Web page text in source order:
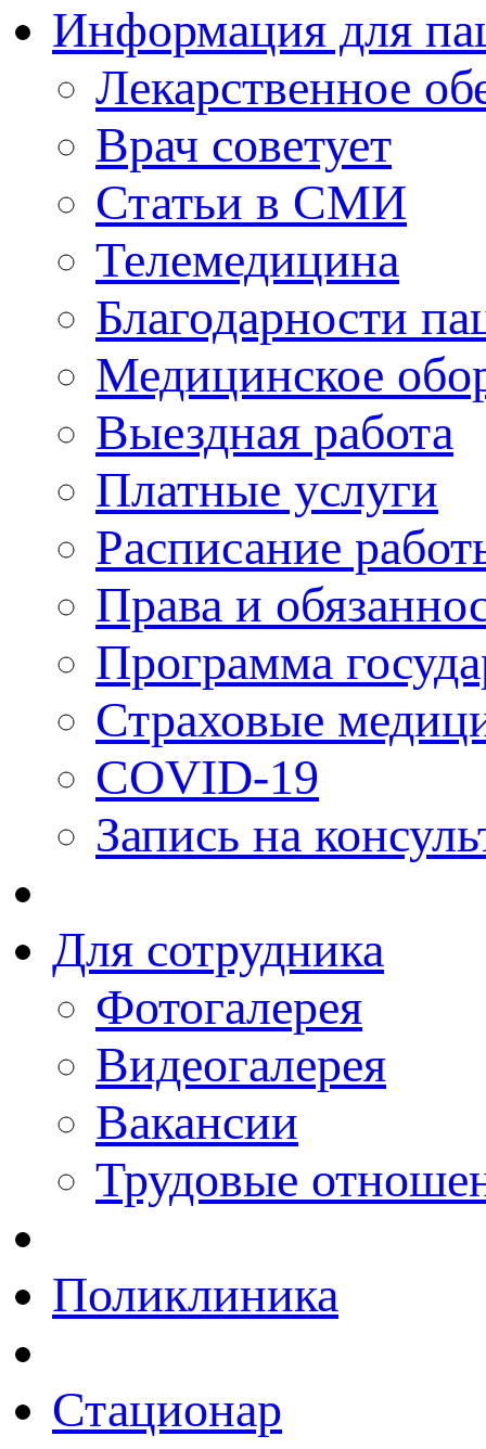
Информация для
Лекарственное
Врач советует
Статьи в СМИ
Телемедицина
Благодарности
Медицинское
Выездная работа
Платные услуги
Расписание
Права и
Программа
Страховые
COVID-19
Запись на
Для сотрудника
Фотогалерея
Видеогалерея
Вакансии
Трудовые
Поликлиника
Стационар